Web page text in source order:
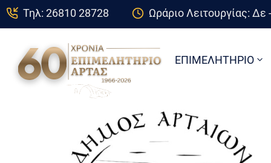
Τηλ: 26810 28728 Ωράριο Λειτουργίας:
ΕΠΙΜΕΛΗΤΗΡΙΟ